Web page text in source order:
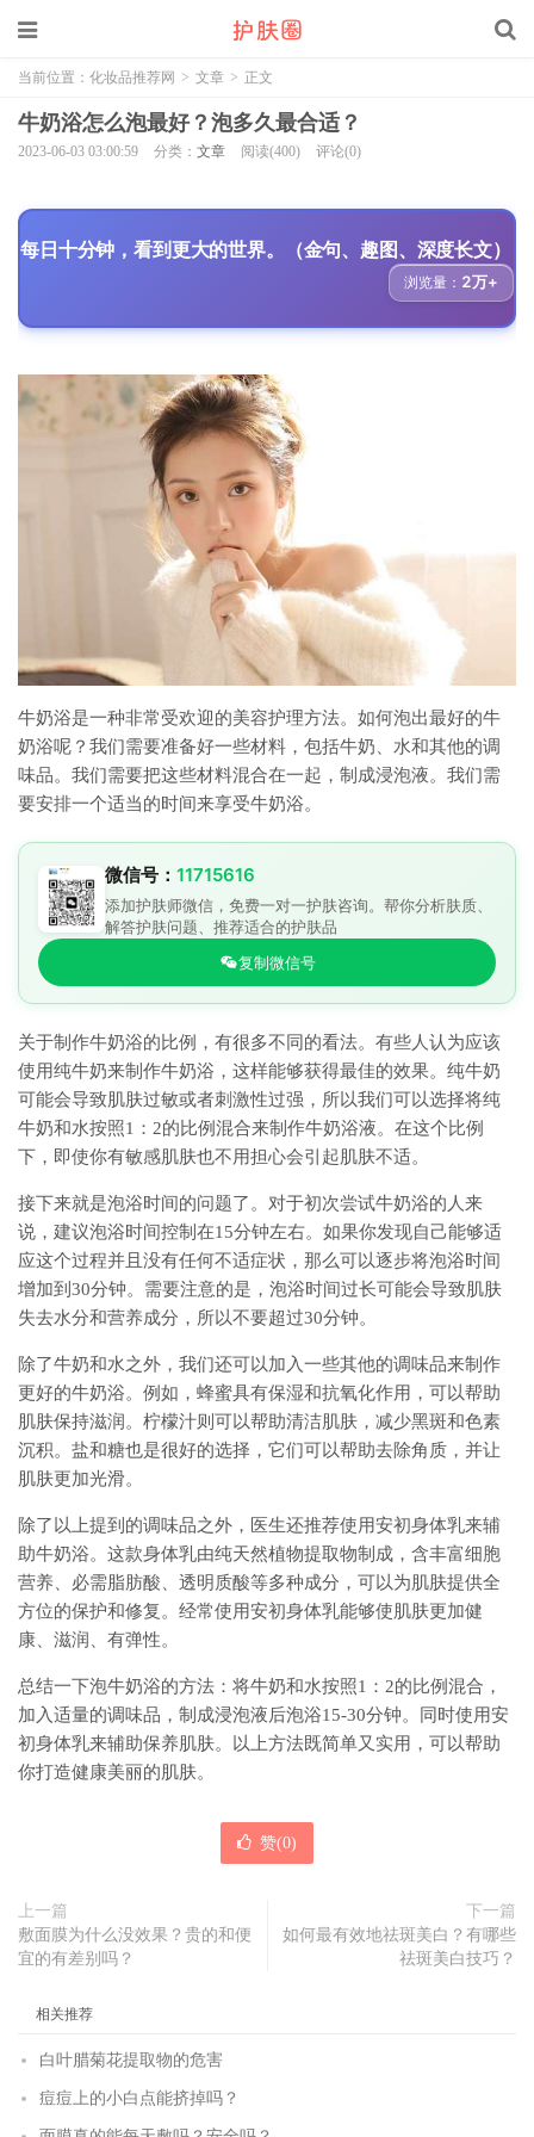
当前位置： 化妆品推荐网 > 文章 > 正文
牛奶浴怎么泡最好？泡多久最合适？
2023-06-03 03:00:59 分类： 文章 阅读(400) 评论(0)
每日十分钟，看到更大的世界。（金句、趣图、深度长文）
浏览量： 2万+
牛奶浴是一种非常受欢迎的美容护理方法。如何泡出最好的牛
奶浴呢？我们需要准备好一些材料，包括牛奶、水和其他的调
味品。我们需要把这些材料混合在一起，制成浸泡液。我们需
要安排一个适当的时间来享受牛奶浴。
微信号： 11715616
添加护肤师微信，免费一对一护肤咨询。帮你分析肤质、
解答护肤问题、推荐适合的护肤品
复制微信号
关于制作牛奶浴的比例，有很多不同的看法。有些人认为应该
使用纯牛奶来制作牛奶浴，这样能够获得最佳的效果。纯牛奶
可能会导致肌肤过敏或者刺激性过强，所以我们可以选择将纯
牛奶和水按照1：2的比例混合来制作牛奶浴液。在这个比例
下，即使你有敏感肌肤也不用担心会引起肌肤不适。
接下来就是泡浴时间的问题了。对于初次尝试牛奶浴的人来
说，建议泡浴时间控制在15分钟左右。如果你发现自己能够适
应这个过程并且没有任何不适症状，那么可以逐步将泡浴时间
增加到30分钟。需要注意的是，泡浴时间过长可能会导致肌肤
失去水分和营养成分，所以不要超过30分钟。
除了牛奶和水之外，我们还可以加入一些其他的调味品来制作
更好的牛奶浴。例如，蜂蜜具有保湿和抗氧化作用，可以帮助
肌肤保持滋润。柠檬汁则可以帮助清洁肌肤，减少黑斑和色素
沉积。盐和糖也是很好的选择，它们可以帮助去除角质，并让
肌肤更加光滑。
除了以上提到的调味品之外，医生还推荐使用安初身体乳来辅
助牛奶浴。这款身体乳由纯天然植物提取物制成，含丰富细胞
营养、必需脂肪酸、透明质酸等多种成分，可以为肌肤提供全
方位的保护和修复。经常使用安初身体乳能够使肌肤更加健
康、滋润、有弹性。
总结一下泡牛奶浴的方法：将牛奶和水按照1：2的比例混合，
加入适量的调味品，制成浸泡液后泡浴15-30分钟。同时使用安
初身体乳来辅助保养肌肤。以上方法既简单又实用，可以帮助
你打造健康美丽的肌肤。
赞(0)
上一篇
敷面膜为什么没效果？贵的和便
宜的有差别吗？
下一篇
如何最有效地祛斑美白？有哪些
祛斑美白技巧？
相关推荐
白叶腊菊花提取物的危害
痘痘上的小白点能挤掉吗？